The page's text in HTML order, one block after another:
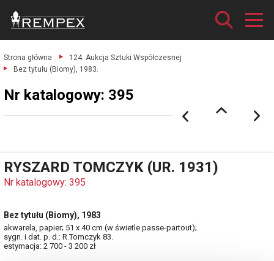
Strona główna
124. Aukcja Sztuki Współczesnej
Bez tytułu (Biomy), 1983.
Nr katalogowy: 395
RYSZARD TOMCZYK (UR. 1931)
Nr katalogowy: 395
Bez tytułu (Biomy), 1983
akwarela, papier; 51 x 40 cm (w świetle passe-partout);
sygn. i dat. p. d.: R.Tomczyk 83.
estymacja: 2 700 - 3 200 zł